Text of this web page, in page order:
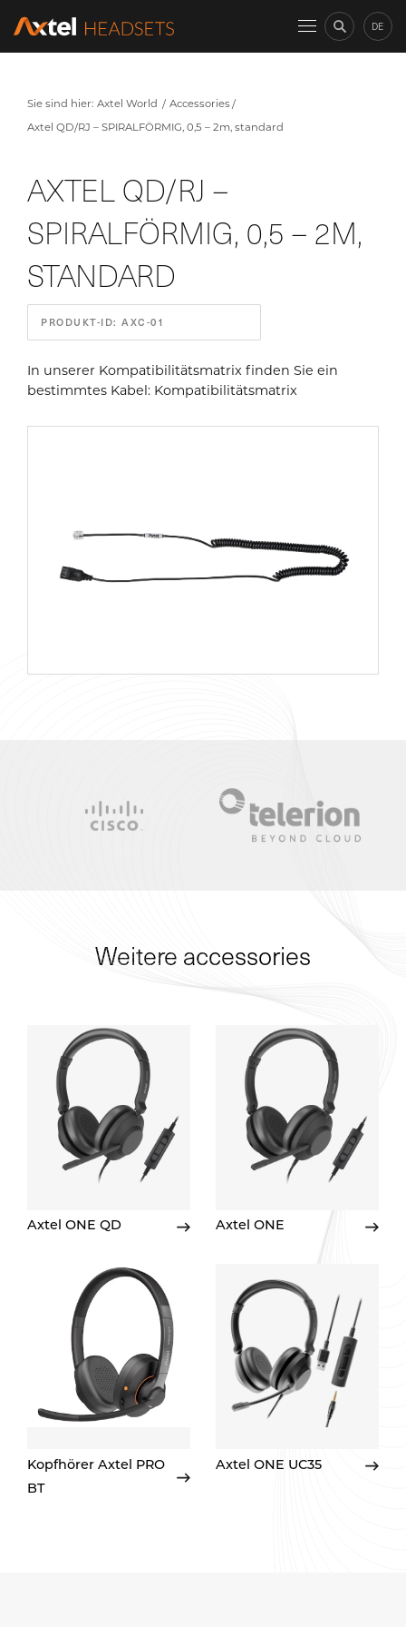
DE
Sie sind hier: Axtel World
Accessories
Axtel QD/RJ – SPIRALFÖRMIG, 0,5 – 2m, standard
AXTEL QD/RJ –
SPIRALFÖRMIG, 0,5 – 2M,
STANDARD
PRODUKT-ID: AXC-01
In unserer Kompatibilitätsmatrix finden Sie ein
bestimmtes Kabel: Kompatibilitätsmatrix
Weitere accessories
Axtel ONE QD Axtel ONE
Kopfhörer Axtel PRO
BT
Axtel ONE UC35